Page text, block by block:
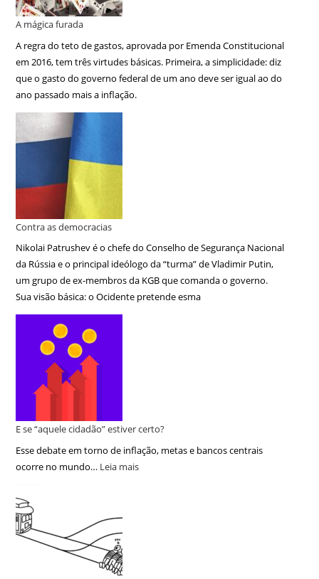
A mágica furada
A regra do teto de gastos, aprovada por Emenda Constitucional
em 2016, tem três virtudes básicas. Primeira, a simplicidade: diz
que o gasto do governo federal de um ano deve ser igual ao do
ano passado mais a inflação.
Contra as democracias
Nikolai Patrushev é o chefe do Conselho de Segurança Nacional
da Rússia e o principal ideólogo da “turma” de Vladimir Putin,
um grupo de ex-membros da KGB que comanda o governo.
Sua visão básica: o Ocidente pretende esma
E se “aquele cidadão” estiver certo?
Esse debate em torno de inflação, metas e bancos centrais
ocorre no mundo… Leia mais